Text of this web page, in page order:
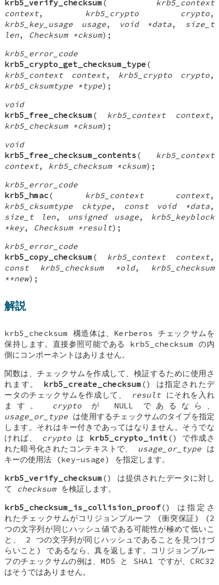
krb5_verify_checksum (
krb5_context
context, krb5_crypto crypto,
krb5_key_usage usage, void *data, size_t
len, Checksum *cksum);
krb5_error_code
krb5_crypto_get_checksum_type (
krb5_context context, krb5_crypto crypto,
krb5_cksumtype *type);
void
krb5_free_checksum ( krb5_context context,
krb5_checksum *cksum);
void
krb5_free_checksum_contents (
krb5_context
context, krb5_checksum *cksum);
krb5_error_code
krb5_hmac( krb5_context context,
krb5_cksumtype cktype, const void *data,
size_t len, unsigned usage,
krb5_keyblock
*key, Checksum *result);
krb5_error_code
krb5_copy_checksum ( krb5_context context,
const krb5_checksum *old,
krb5_checksum
**new);
解説
krb5_checksum
構造体は、Kerberos チェックサムを
保持します。直接参照可能である krb5_checksum の内
側にコンポーネントはありません。
関数は、チェックサムを作成して、検証するために使用さ
れます。 krb5_create_checksum () は指定されたデ
ータのチェックサムを作成して、 resultにそれを入れ
ます。 crypto が NULL であるなら、
usage_or_type は使用するチェックサムのタイプを指定
します。それはキー付きであってはなりません。そうでな
ければ、
cryptoは krb5_crypto_init () で作成さ
れた暗号化されたコンテキストで、 usage_or_type は
キーの使用法 (key-usage) を指定します。
krb5_verify_checksum () は提供されたデータに対し
て checksumを検証します。
krb5_checksum_is_collision_proof() は指定さ
れたチェックサムがコリジョンプルーフ (衝突保証) (2
つの文字列が同じハッシュ値である可能性が極めて低いこ
と、 2 つの文字列が同じハッシュであることを見つけづ
らいこと) であるなら、真を返します。コリジョンプルー
フのチェックサムの例は、MD5 と SHA1 ですが、CRC32
はそうではありません。